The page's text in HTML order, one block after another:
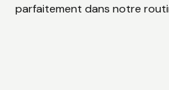
parfaitement dans notre